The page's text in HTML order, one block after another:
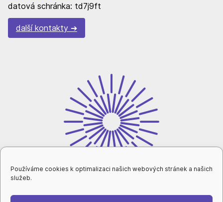
Používáme cookies k optimalizaci našich webových stránek a našich
služeb.
datová schránka: td7j9ft
další kontakty